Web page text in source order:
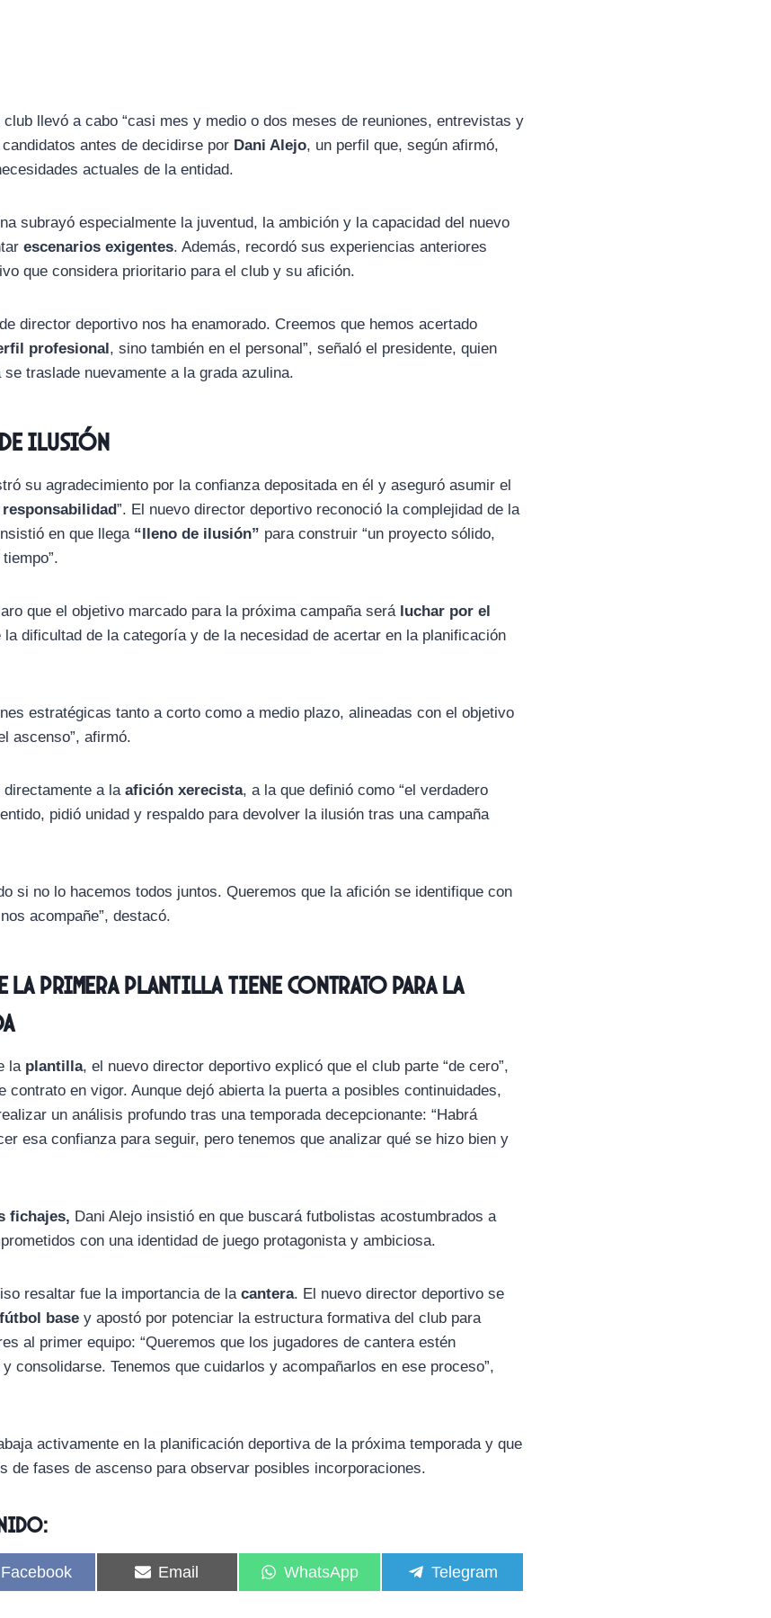
llevó a cabo “casi mes y medio o dos meses de reuniones, entrevistas y
antes de decidirse por Dani Alejo, un perfil que, según afirmó,
actuales de la entidad.
subrayó especialmente la juventud, la ambición y la capacidad del nuevo
escenarios exigentes. Además, recordó sus experiencias anteriores
que considera prioritario para el club y su afición.
director deportivo nos ha enamorado. Creemos que hemos acertado
profesional, sino también en el personal”, señaló el presidente, quien
traslade nuevamente a la grada azulina.
ilusión
su agradecimiento por la confianza depositada en él y aseguró asumir el
”. El nuevo director deportivo reconoció la complejidad de la
en que llega “lleno de ilusión” para construir “un proyecto sólido,
que el objetivo marcado para la próxima campaña será luchar por el
la dificultad de la categoría y de la necesidad de acertar en la planificación
estratégicas tanto a corto como a medio plazo, alineadas con el objetivo
ascenso”, afirmó.
a la afición xerecista, a la que definió como “el verdadero
pidió unidad y respaldo para devolver la ilusión tras una campaña
si no lo hacemos todos juntos. Queremos que la afición se identifique con
acompañe”, destacó.
la primera plantilla tiene contrato para la
la plantilla, el nuevo director deportivo explicó que el club parte “de cero”,
contrato en vigor. Aunque dejó abierta la puerta a posibles continuidades,
un análisis profundo tras una temporada decepcionante: “Habrá
esa confianza para seguir, pero tenemos que analizar qué se hizo bien y
fichajes, Dani Alejo insistió en que buscará futbolistas acostumbrados a
con una identidad de juego protagonista y ambiciosa.
resaltar fue la importancia de la cantera. El nuevo director deportivo se
fútbol base y apostó por potenciar la estructura formativa del club para
al primer equipo: “Queremos que los jugadores de cantera estén
consolidarse. Tenemos que cuidarlos y acompañarlos en ese proceso”,
activamente en la planificación deportiva de la próxima temporada y que
de fases de ascenso para observar posibles incorporaciones.
C
o
Facebook
C
o
Email
C
o
WhatsApp
C
o
Telegram